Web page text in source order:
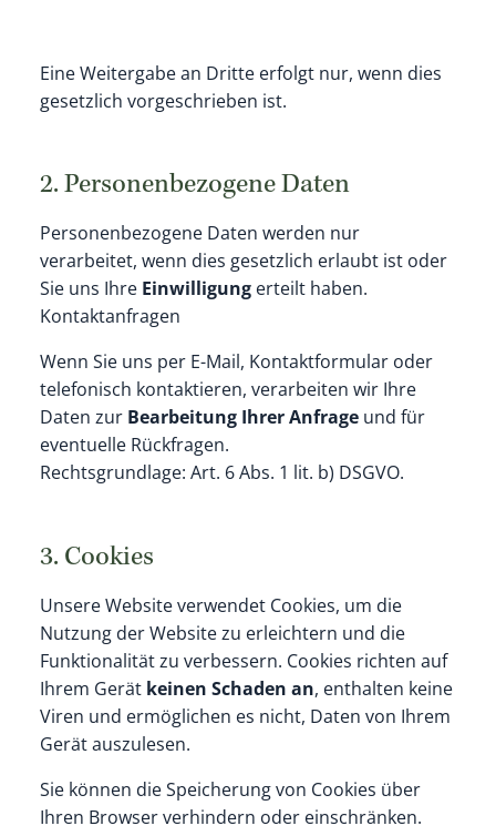
Eine Weitergabe an Dritte erfolgt nur, wenn dies
gesetzlich vorgeschrieben ist.
2. Personenbezogene Daten
Personenbezogene Daten werden nur
verarbeitet, wenn dies gesetzlich erlaubt ist oder
Sie uns Ihre Einwilligungerteilt haben.
Kontaktanfragen
Wenn Sie uns per E-Mail, Kontaktformular oder
telefonisch kontaktieren, verarbeiten wir Ihre
Daten zur Bearbeitung Ihrer Anfrageund für
eventuelle Rückfragen.
Rechtsgrundlage: Art. 6 Abs. 1 lit. b) DSGVO.
3. Cookies
Unsere Website verwendet Cookies, um die
Nutzung der Website zu erleichtern und die
Funktionalität zu verbessern. Cookies richten auf
Ihrem Gerät keinen Schaden an, enthalten keine
Viren und ermöglichen es nicht, Daten von Ihrem
Gerät auszulesen.
Sie können die Speicherung von Cookies über
Ihren Browser verhindern oder einschränken.